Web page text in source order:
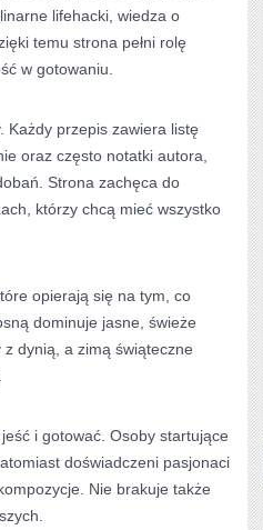
lifehacki, wiedza o
temu strona pełni rolę
w gotowaniu.
Każdy przepis zawiera listę
oraz często notatki autora,
Strona zachęca do
którzy chcą mieć wszystko
opierają się na tym, co
dominuje jasne, świeże
dynią, a zimą świąteczne
i gotować. Osoby startujące
doświadczeni pasjonaci
Nie brakuje także